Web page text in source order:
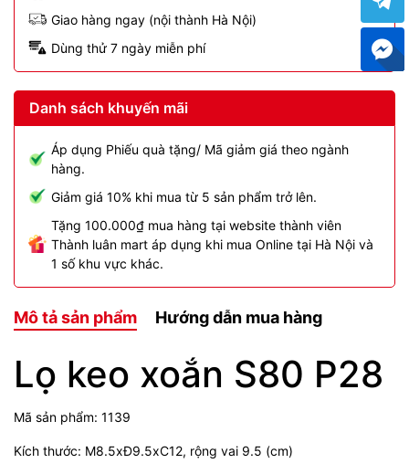
Giao hàng ngay (nội thành Hà Nội)
Dùng thử 7 ngày miễn phí
Danh sách khuyến mãi
Áp dụng Phiếu quà tặng/ Mã giảm giá theo ngành
hàng.
Giảm giá 10% khi mua từ 5 sản phẩm trở lên.
Tặng 100.000₫ mua hàng tại website thành viên
Thành luân mart áp dụng khi mua Online tại Hà Nội và
1 số khu vực khác.
Mô tả sản phẩm Hướng dẫn mua hàng
Lọ keo xoắn S80 P28
Mã sản phẩm: 1139
Kích thước: M8.5xĐ9.5xC12, rộng vai 9.5 (cm)